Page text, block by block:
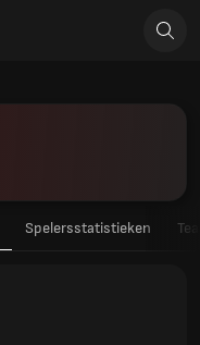
Spelersstatistieken